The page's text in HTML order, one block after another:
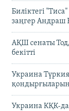
Биліктегі
заңгер Андраш
АҚШ сенаты
бекітті
Украина
Украина КҚК-